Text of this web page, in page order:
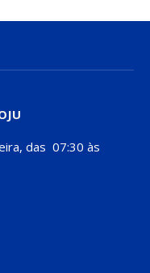
das 07:30 às